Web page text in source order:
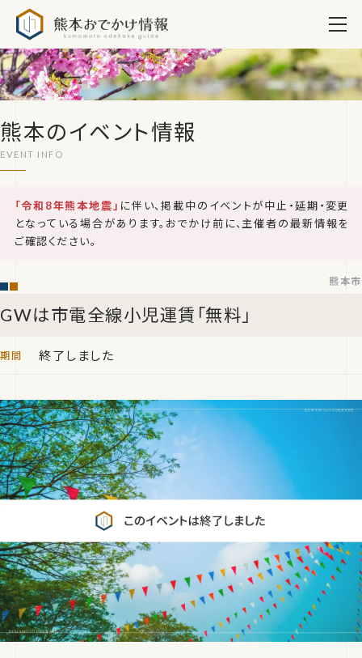
熊本のイベント情報
「令和8年熊本地震」 に伴い、掲載中のイベントが中止・延期・変更
となっている場合があります。おでかけ前に、主催者の最新情報を
ご確認ください。
GWは市電全線小児運賃「無料」
熊本市
終了しました